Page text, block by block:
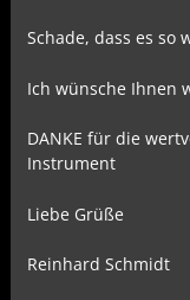
Schade, dass es so
Ich wünsche Ihnen
DANKE für die
Instrument
Liebe Grüße
Reinhard Schmidt